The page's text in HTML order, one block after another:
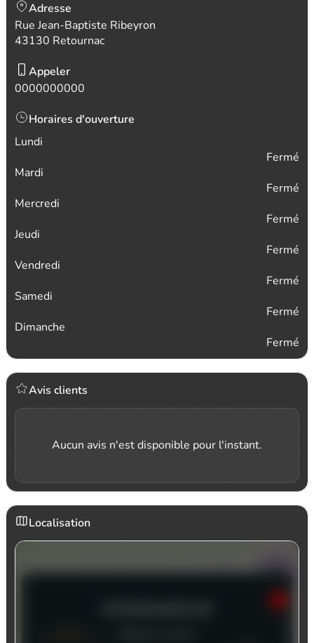
Adresse
Rue Jean-Baptiste Ribeyron
43130 Retournac
Appeler
0000000000
Horaires d'ouverture
Lundi
Fermé
Mardi
Fermé
Mercredi
Fermé
Jeudi
Fermé
Vendredi
Fermé
Samedi
Fermé
Dimanche
Fermé
Avis clients
Aucun avis n'est disponible pour l'instant.
Localisation